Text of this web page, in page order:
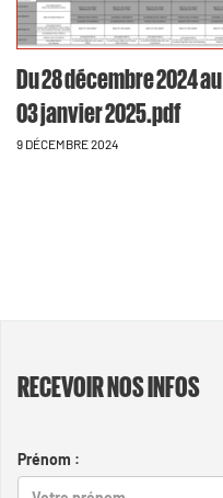
Du 28 décembre 2024 au
03 janvier 2025.pdf
9 DÉCEMBRE 2024
RECEVOIR NOS INFOS
Prénom :